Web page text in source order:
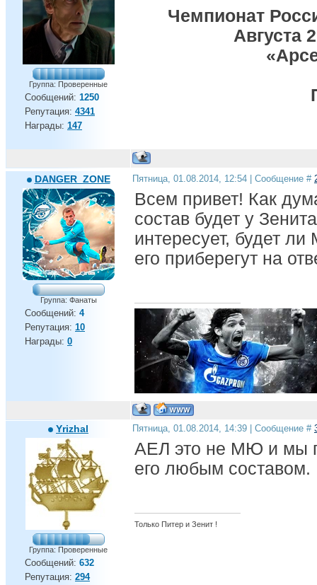
Группа: Проверенные
Сообщений: 1250
Репутация: 4341
Награды: 147
Чемпионат
Августа
DANGER_ZONE
Группа: Фанаты
Сообщений: 4
Репутация: 10
Награды: 0
Пятница, 01.08.2014, 12:54 | Сообщение #
Всем привет! Как
состав будет у
интересует, будет
его приберегут на
http://fotki.yandex.ru/users/demonfly1/view/665892/
Yrizhal
Группа: Проверенные
Сообщений: 632
Репутация: 294
Пятница, 01.08.2014, 14:39 | Сообщение #
АЕЛ это не МЮ и мы
его любым составом.
Только Питер и Зенит !